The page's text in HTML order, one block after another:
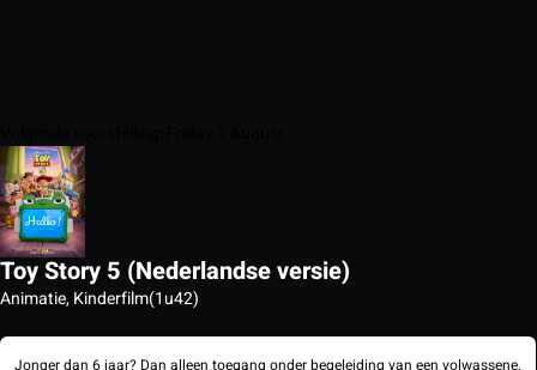
Toy Story 5 (Nederlandse versie)
Animatie, Kinderfilm(1u42)
Jonger dan 6 jaar? Dan alleen toegang onder begeleiding van een volwassene.